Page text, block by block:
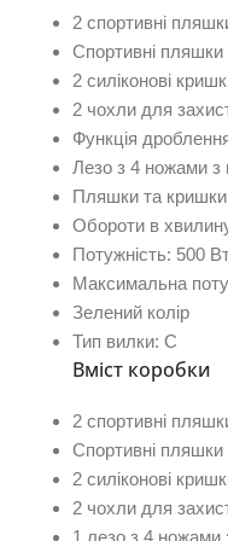
2 спортивні
Спортивні пляшки
2 силіконові
2 чохли для
Функція
Лезо з 4 ножами з
Пляшки та
Обороти в
Потужність: 500
Максимальна
Зелений колір
Тип вилки: C
Вміст коробки
2 спортивні
Спортивні пляшки
2 силіконові
2 чохли для
1 лезо з 4 ножами